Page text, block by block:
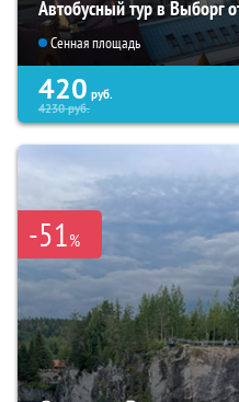
Автобусный тур в Выборг
Сенная площадь
420 руб.
4230руб.
-51%